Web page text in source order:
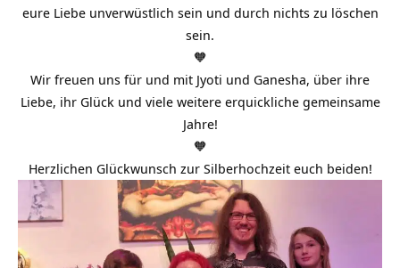
eure Liebe unverwüstlich sein und durch nichts zu löschen
sein.
🧡
Wir freuen uns für und mit Jyoti und Ganesha, über ihre
Liebe, ihr Glück und viele weitere erquickliche gemeinsame
Jahre!
🧡
Herzlichen Glückwunsch zur Silberhochzeit euch beiden!